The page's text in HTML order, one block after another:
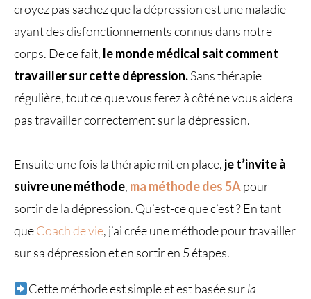
croyez pas sachez que la dépression est une maladie
ayant des disfonctionnements connus dans notre
corps. De ce fait, le monde médical sait comment
travailler sur cette dépression.Sans thérapie
régulière, tout ce que vous ferez à côté ne vous aidera
pas travailler correctement sur la dépression.
Ensuite une fois la thérapie mit en place, je t’invite à
suivre une méthode, ma méthode des 5Apour
sortir de la dépression. Qu’est-ce que c’est ? En tant
queCoach de vie, j’ai crée une méthode pour travailler
sur sa dépression et en sortir en 5 étapes.
Cette méthode est simple et est basée surla